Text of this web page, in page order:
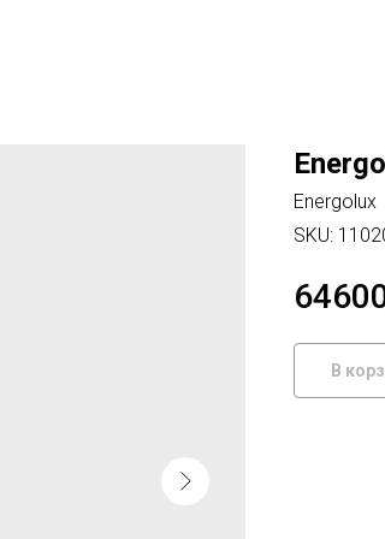
Energolux
SKU:
В